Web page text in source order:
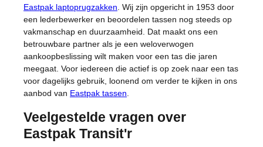
Eastpak laptoprugzakken . Wij zijn opgericht in 1953 door
een lederbewerker en beoordelen tassen nog steeds op
vakmanschap en duurzaamheid. Dat maakt ons een
betrouwbare partner als je een weloverwogen
aankoopbeslissing wilt maken voor een tas die jaren
meegaat. Voor iedereen die actief is op zoek naar een tas
voor dagelijks gebruik, loonend om verder te kijken in ons
aanbod van Eastpak tassen
Veelgestelde vragen over
Eastpak Transit'r